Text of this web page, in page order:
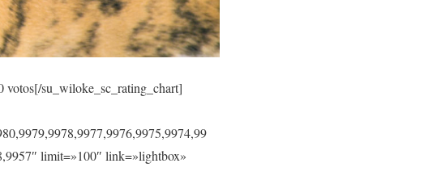
votos[/su_wiloke_sc_rating_chart]
limit=»100″ link=»lightbox»